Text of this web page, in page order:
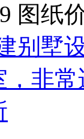
图纸